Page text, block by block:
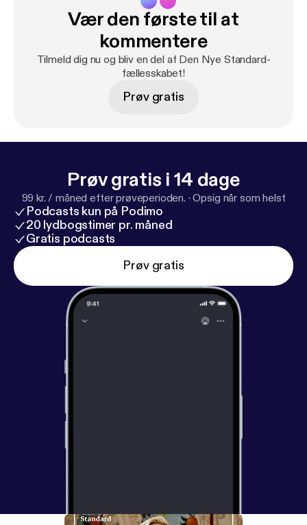
www.dennyestandard.dk/michala-svane
Vær den første til at
kommentere
Tilmeld dig nu og bliv en del af Den Nye Standard-
fællesskabet!
Prøv gratis
Prøv gratis i 14 dage
99 kr. / måned efter prøveperioden. ·Opsig når som helst
Podcasts kun på Podimo
20 lydbogstimer pr. måned
Gratis podcasts
Prøv gratis